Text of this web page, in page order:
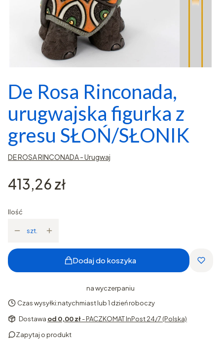
De Rosa Rinconada,
urugwajska figurka z
gresu SŁOŃ/SŁONIK
DE ROSA RINCONADA - Urugwaj
Cena
413,26 zł
Ilość
szt.
Dodaj do koszyka
na wyczerpaniu
Czas wysyłki:natychmiast lub 1 dzień roboczy
Dostawa od 0,00 zł- PACZKOMAT InPost 24/7 (Polska)
Zapytaj o produkt